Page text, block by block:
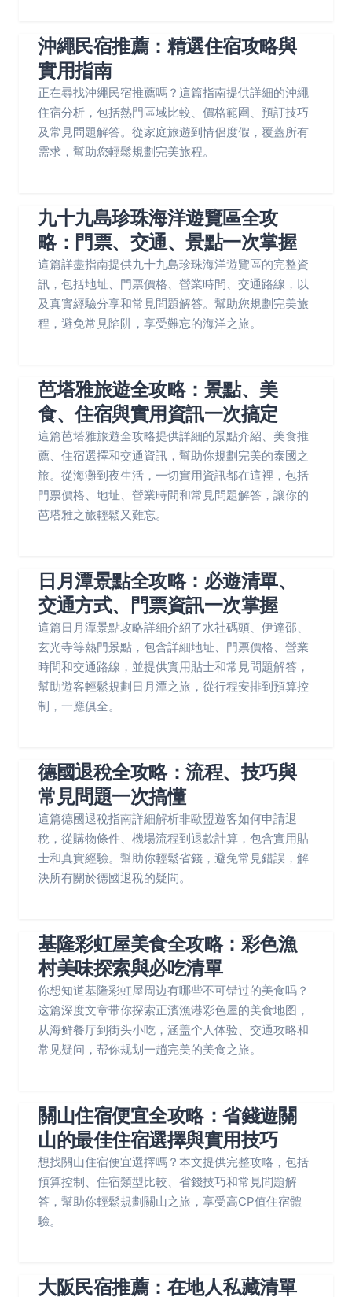
沖繩民宿推薦：精選住宿攻略與
實用指南
正在尋找沖繩民宿推薦嗎？這篇指南提供詳細的沖繩
住宿分析，包括熱門區域比較、價格範圍、預訂技巧
及常見問題解答。從家庭旅遊到情侶度假，覆蓋所有
需求，幫助您輕鬆規劃完美旅程。
九十九島珍珠海洋遊覽區全攻
略：門票、交通、景點一次掌握
這篇詳盡指南提供九十九島珍珠海洋遊覽區的完整資
訊，包括地址、門票價格、營業時間、交通路線，以
及真實經驗分享和常見問題解答。幫助您規劃完美旅
程，避免常見陷阱，享受難忘的海洋之旅。
芭塔雅旅遊全攻略：景點、美
食、住宿與實用資訊一次搞定
這篇芭塔雅旅遊全攻略提供詳細的景點介紹、美食推
薦、住宿選擇和交通資訊，幫助你規劃完美的泰國之
旅。從海灘到夜生活，一切實用資訊都在這裡，包括
門票價格、地址、營業時間和常見問題解答，讓你的
芭塔雅之旅輕鬆又難忘。
日月潭景點全攻略：必遊清單、
交通方式、門票資訊一次掌握
這篇日月潭景點攻略詳細介紹了水社碼頭、伊達邵、
玄光寺等熱門景點，包含詳細地址、門票價格、營業
時間和交通路線，並提供實用貼士和常見問題解答，
幫助遊客輕鬆規劃日月潭之旅，從行程安排到預算控
制，一應俱全。
德國退稅全攻略：流程、技巧與
常見問題一次搞懂
這篇德國退稅指南詳細解析非歐盟遊客如何申請退
稅，從購物條件、機場流程到退款計算，包含實用貼
士和真實經驗。幫助你輕鬆省錢，避免常見錯誤，解
決所有關於德國退稅的疑問。
基隆彩虹屋美食全攻略：彩色漁
村美味探索與必吃清單
你想知道基隆彩虹屋周边有哪些不可错过的美食吗？
这篇深度文章带你探索正濱漁港彩色屋的美食地图，
从海鲜餐厅到街头小吃，涵盖个人体验、交通攻略和
常见疑问，帮你规划一趟完美的美食之旅。
關山住宿便宜全攻略：省錢遊關
山的最佳住宿選擇與實用技巧
想找關山住宿便宜選擇嗎？本文提供完整攻略，包括
預算控制、住宿類型比較、省錢技巧和常見問題解
答，幫助你輕鬆規劃關山之旅，享受高CP值住宿體
驗。
大阪民宿推薦：在地人私藏清單